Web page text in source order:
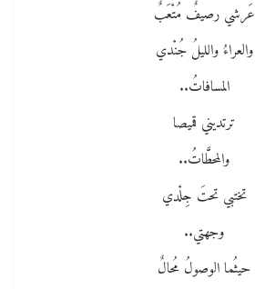
عَرشي رصيفٌ مُتْعَبٌ
والعراءُ والليلُ جُنْدي
المسافاتُ..
ترتديني قميصا
والمحطَّاتُ..
تختبي تحتَ جِلْدي
وجهتي..
حيثُما الوصولُ مُحالٌ